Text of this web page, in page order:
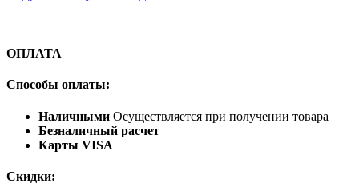
ОПЛАТА
Способы оплаты:
Наличными Осуществляется при получении товара
Безналичный расчет
Карты VISA
Скидки: